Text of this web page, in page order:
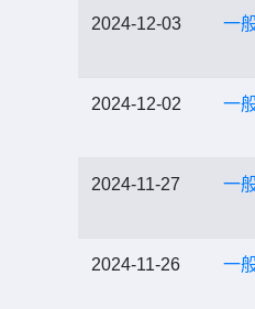
2024-12-03 一
2024-12-02 一
2024-11-27 一
2024-11-26 一